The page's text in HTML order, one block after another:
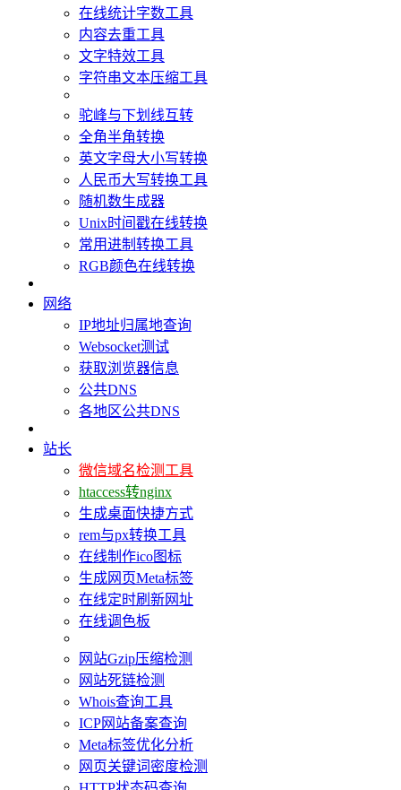
在线统计字数工具
内容去重工具
文字特效工具
字符串文本压缩工具
驼峰与下划线互转
全角半角转换
英文字母大小写转换
人民币大写转换工具
随机数生成器
Unix时间戳在线转换
常用进制转换工具
RGB颜色在线转换
网络
IP地址归属地查询
Websocket测试
获取浏览器信息
公共DNS
各地区公共DNS
站长
微信域名检测工具
htaccess转nginx
生成桌面快捷方式
rem与px转换工具
在线制作ico图标
生成网页Meta标签
在线定时刷新网址
在线调色板
网站Gzip压缩检测
网站死链检测
Whois查询工具
ICP网站备案查询
Meta标签优化分析
网页关键词密度检测